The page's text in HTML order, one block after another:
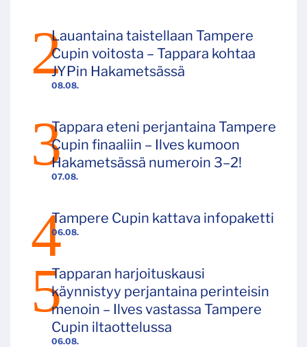
08.08.
Lauantaina taistellaan Tampere
Cupin voitosta – Tappara kohtaa
JYPin Hakametsässä
07.08.
Tappara eteni perjantaina Tampere
Cupin finaaliin – Ilves kumoon
Hakametsässä numeroin 3–2!
06.08.
Tampere Cupin kattava infopaketti
06.08.
Tapparan harjoituskausi
käynnistyy perjantaina perinteisin
menoin – Ilves vastassa Tampere
Cupin iltaottelussa